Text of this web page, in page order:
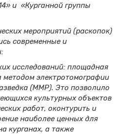
и «Курганной группы
мероприятий (раскопок)
современные и
исследований: площадная
методом электротомографии
(ММР). Это позволило
культурных объектов
работ, оконтурить и
наиболее ценных для
курганах, а также